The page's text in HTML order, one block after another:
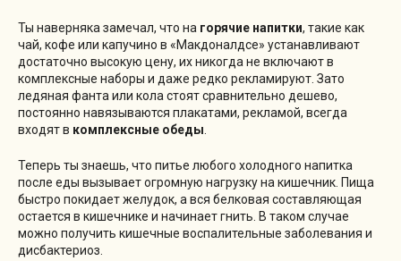
Ты наверняка замечал, что на горячие напитки, такие как
чай, кофе или капучино в «Макдоналдсе» устанавливают
достаточно высокую цену, их никогда не включают в
комплексные наборы и даже редко рекламируют. Зато
ледяная фанта или кола стоят сравнительно дешево,
постоянно навязываются плакатами, рекламой, всегда
входят в комплексные обеды
Теперь ты знаешь, что питье любого холодного напитка
после еды вызывает огромную нагрузку на кишечник. Пища
быстро покидает желудок, а вся белковая составляющая
остается в кишечнике и начинает гнить. В таком случае
можно получить кишечные воспалительные заболевания и
дисбактериоз.